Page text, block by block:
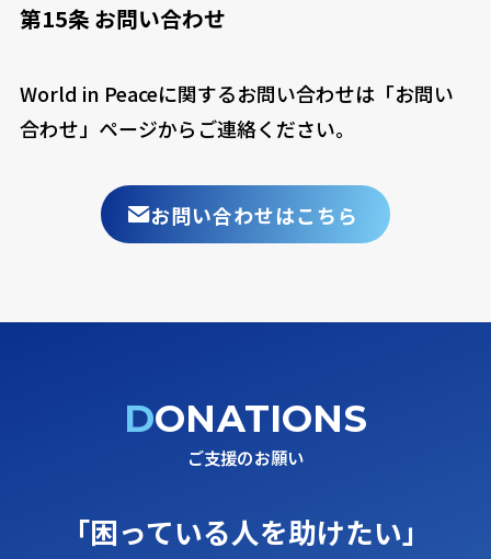
第15条 お問い合わせ
World in Peaceに関するお問い合わせは「お問い
合わせ」ページからご連絡ください。
お問い合わせはこちら
DONATIONS
ご支援のお願い
「困っている人を助けたい」